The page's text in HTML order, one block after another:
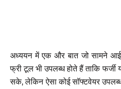
अध्ययन में एक और बात जो सामने आई
फ्री टूल भी उपलब्ध होते हैं ताकि
सके, लेकिन ऐसा कोई सॉफ्टवेयर